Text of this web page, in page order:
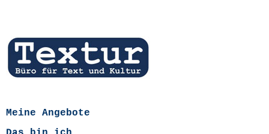
Meine Angebote